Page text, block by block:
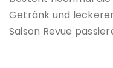
Getränk und
Saison Revue